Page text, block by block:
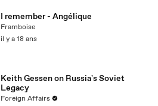
I remember - Angélique
Framboise
il y a 18 ans
Keith Gessen on Russia's Soviet
Legacy
Foreign Affairs